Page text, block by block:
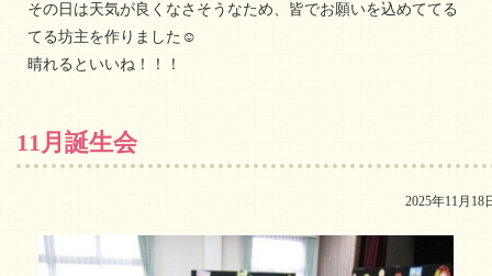
その日は天気が良くなさそうなため、皆でお願いを込めててる
てる坊主を作りました☺
晴れるといいね！！！
11月誕生会
2025年11月18